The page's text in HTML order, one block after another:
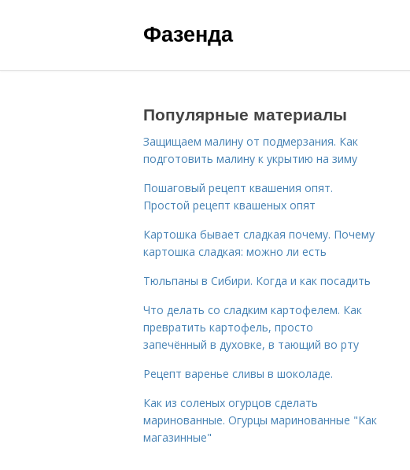
Фазенда
Популярные материалы
Защищаем малину от подмерзания. Как
подготовить малину к укрытию на зиму
Пошаговый рецепт квашения опят.
Простой рецепт квашеных опят
Картошка бывает сладкая почему. Почему
картошка сладкая: можно ли есть
Тюльпаны в Сибири. Когда и как посадить
Что делать со сладким картофелем. Как
превратить картофель, просто
запечённый в духовке, в тающий во рту
Рецепт варенье сливы в шоколаде.
Как из соленых огурцов сделать
маринованные. Огурцы маринованные "Как
магазинные"